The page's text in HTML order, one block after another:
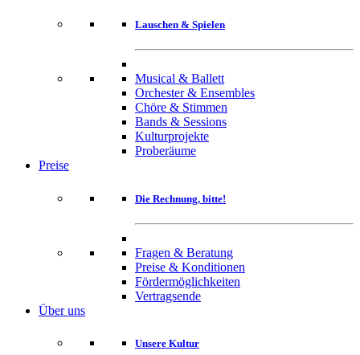
Lauschen & Spielen
Musical & Ballett
Orchester & Ensembles
Chöre & Stimmen
Bands & Sessions
Kulturprojekte
Proberäume
Preise
Die Rechnung, bitte!
Fragen & Beratung
Preise & Konditionen
Fördermöglichkeiten
Vertragsende
Über uns
Unsere Kultur